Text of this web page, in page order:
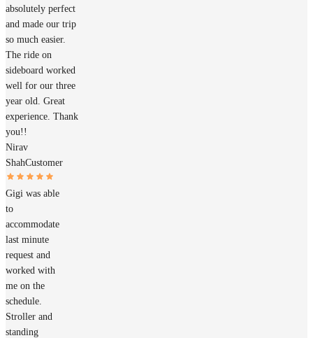
absolutely perfect
and made our trip
so much easier.
The ride on
sideboard worked
well for our three
year old. Great
experience. Thank
you!!
Nirav
ShahCustomer
Gigi was able
to
accommodate
last minute
request and
worked with
me on the
schedule.
Stroller and
standing